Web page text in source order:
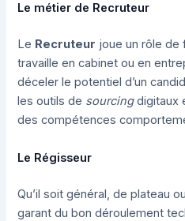
Le métier de Recruteur
Le Recruteur joue un rôle de
travaille en cabinet ou en
déceler le potentiel d’un
les outils de sourcingdigitaux
des compétences
Le Régisseur
Qu’il soit général, de plateau
garant du bon déroulement